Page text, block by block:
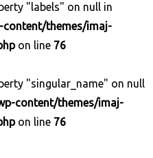
"labels" on null in
themes/imaj-
on line 76
"singular_name" on null
content/themes/imaj-
on line 76